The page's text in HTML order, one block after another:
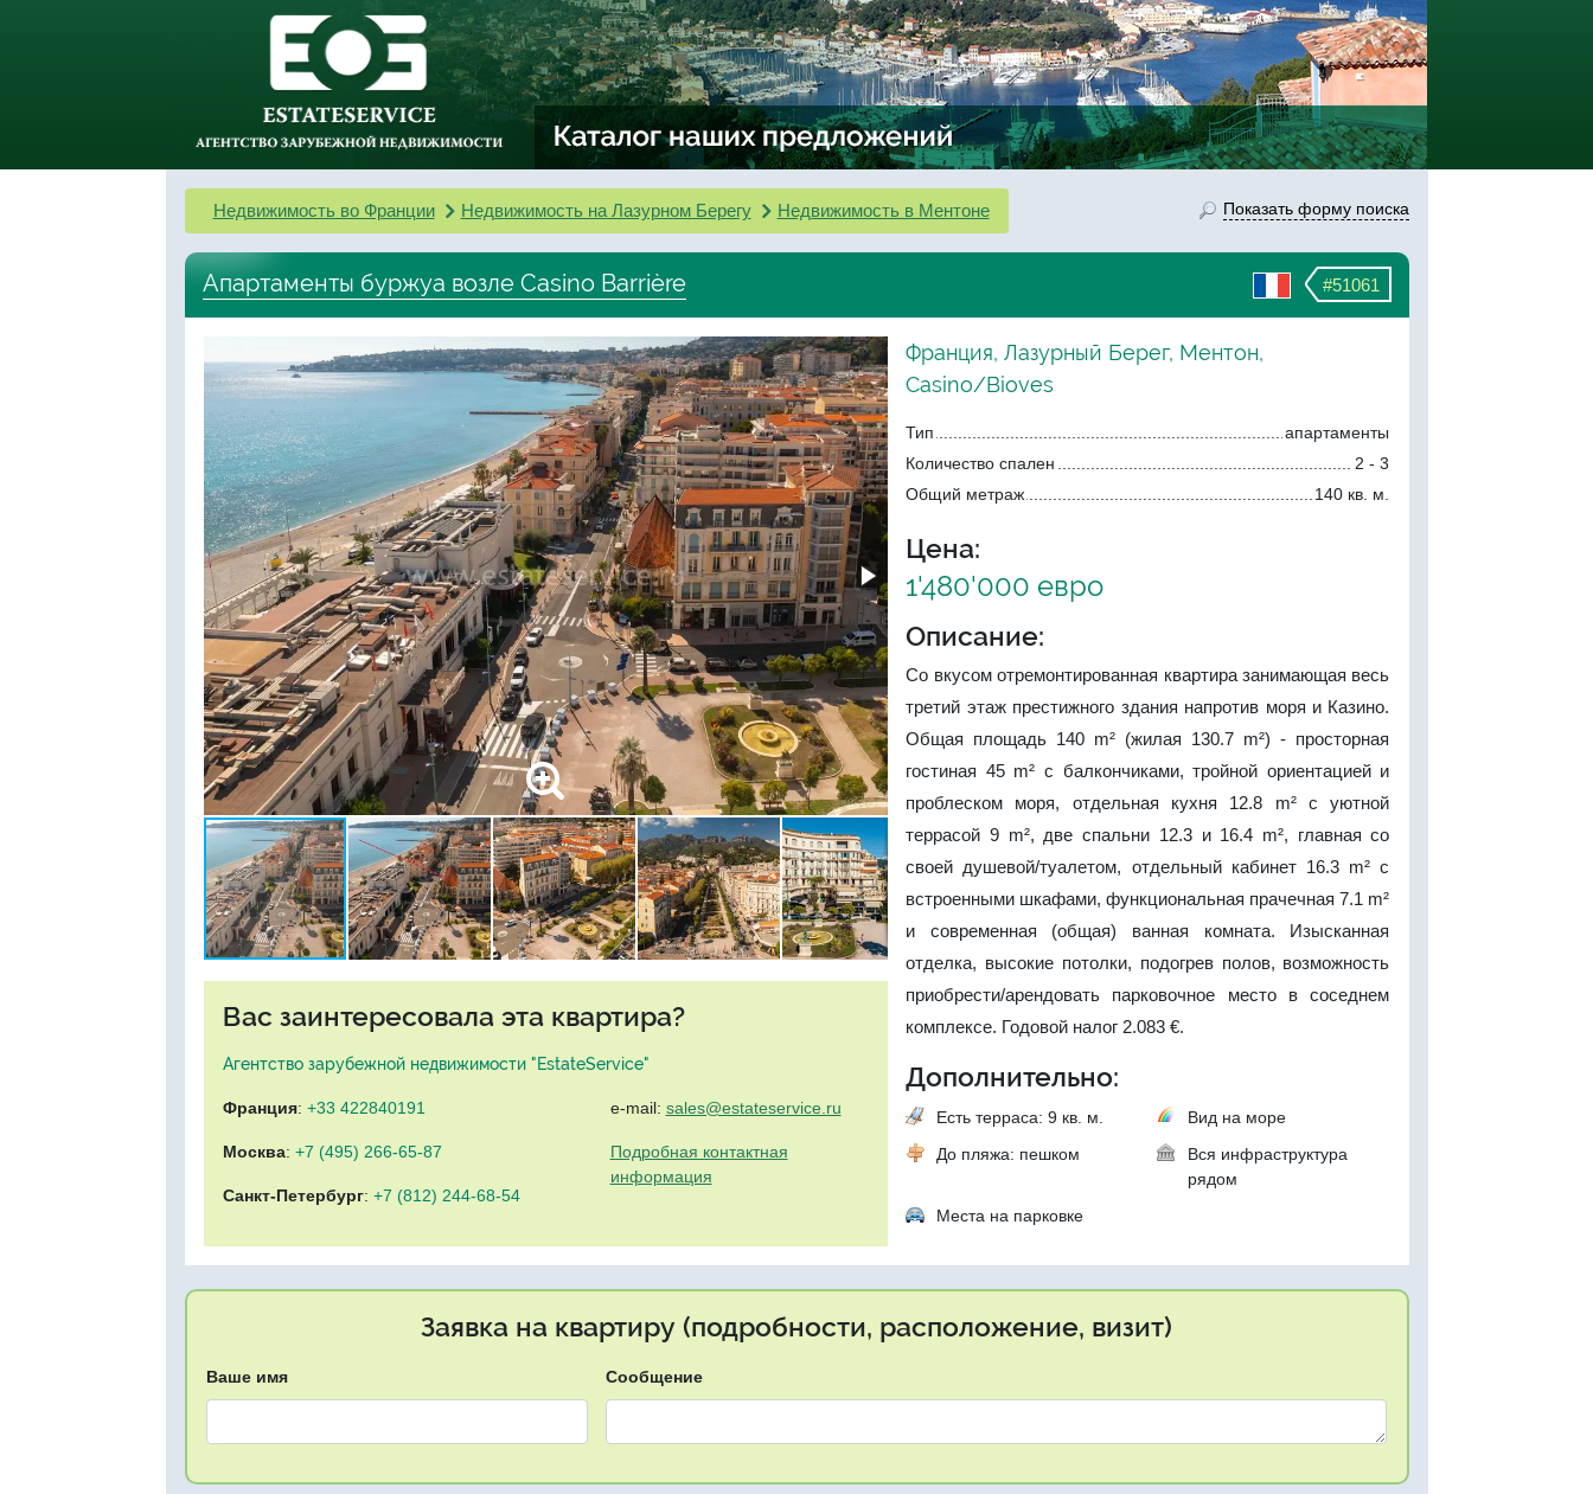
Недвижимость во Франции Недвижимость на Лазурном Берегу Недвижимость в Ментоне Показать форму поиска
#51061
Апартаменты буржуа возле Casino Barrière
Вас заинтересовала эта квартира?
Агентство зарубежной недвижимости "EstateService"
Франция: +33 422840191
Москва: +7 (495) 266-65-87
Санкт-Петербург: +7 (812) 244-68-54
e-mail: sales@estateservice.ru
Подробная контактная
информация
Франция, Лазурный Берег, Ментон,
Casino/Bioves
Тип
апартаменты
Количество спален
2 - 3
Общий метраж
140 кв. м.
Цена:
1'480'000 евро
Описание:
Со вкусом отремонтированная квартира занимающая весь
третий этаж престижного здания напротив моря и Казино.
Общая площадь 140 m² (жилая 130.7 m²) - просторная
гостиная 45 m² с балкончиками, тройной ориентацией и
проблеском моря, отдельная кухня 12.8 m² с уютной
террасой 9 m², две спальни 12.3 и 16.4 m², главная со
своей душевой/туалетом, отдельный кабинет 16.3 m² с
встроенными шкафами, функциональная прачечная 7.1 m²
и современная (общая) ванная комната. Изысканная
отделка, высокие потолки, подогрев полов, возможность
приобрести/арендовать парковочное место в соседнем
комплексе. Годовой налог 2.083 €.
Дополнительно:
Есть терраса: 9 кв. м.
Вид на море
До пляжа: пешком
Вся инфраструктура
рядом
Места на парковке
Заявка на квартиру (подробности, расположение, визит)
Ваше имя Сообщение